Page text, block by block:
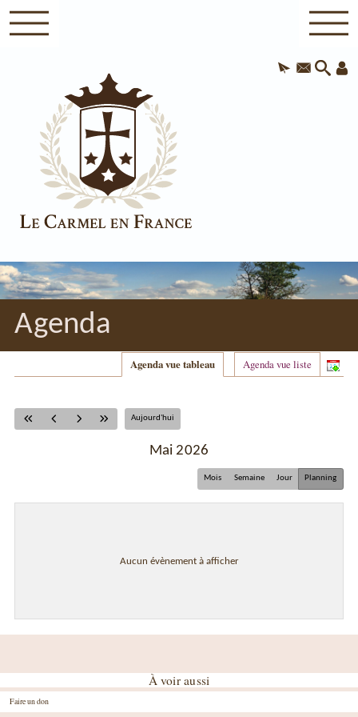
Agenda
Agenda vue tableau Agenda vue liste
Aujourd'hui
mai 2026
Mois Semaine Jour Planning
Aucun évènement à afficher
À voir aussi
Faire un don